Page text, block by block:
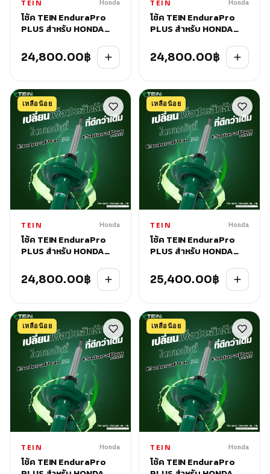
TEIN Honda
โช้ค TEIN EnduraPro
PLUS สำหรับ HONDA
24,800.00฿
TEIN Honda
โช้ค TEIN EnduraPro
PLUS สำหรับ HONDA
24,800.00฿
เหลือน้อย
TEIN Honda
โช้ค TEIN EnduraPro
PLUS สำหรับ HONDA
24,800.00฿
เหลือน้อย
TEIN Honda
โช้ค TEIN EnduraPro
PLUS สำหรับ HONDA
25,400.00฿
เหลือน้อย
TEIN Honda
โช้ค TEIN EnduraPro
เหลือน้อย
TEIN Honda
โช้ค TEIN EnduraPro